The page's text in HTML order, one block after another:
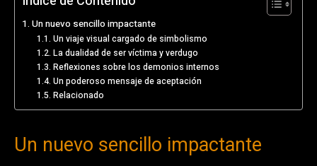
Un nuevo sencillo impactante
Un viaje visual cargado de simbolismo
La dualidad de ser víctima y verdugo
Reflexiones sobre los demonios internos
Un poderoso mensaje de aceptación
Relacionado
Un nuevo sencillo impactante